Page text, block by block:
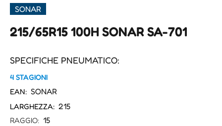
SONAR
215/65R15 100H SONAR SA-701
SPECIFICHE PNEUMATICO:
4 STAGIONI
EAN: SONAR
LARGHEZZA: 215
RAGGIO: 15